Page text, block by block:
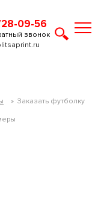
09-56
звонок
» Заказать футболку